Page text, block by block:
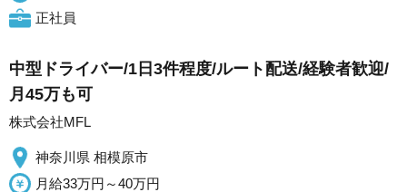
正社員
中型ドライバー/1日3件程度/ルート配送/経験者歓迎/
月45万も可
株式会社MFL
神奈川県 相模原市
月給33万円～40万円